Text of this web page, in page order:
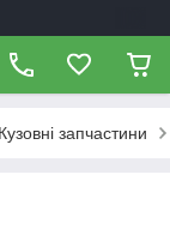
Кузовні запчастини